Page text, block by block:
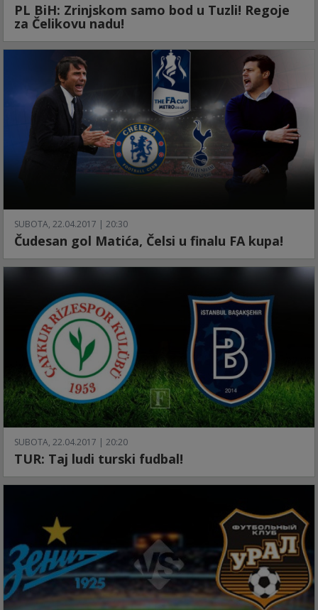
PL BiH: Zrinjskom samo bod u Tuzli! Regoje
za Čelikovu nadu!
SUBOTA, 22.04.2017 | 20:30
Čudesan gol Matića, Čelsi u finalu FA kupa!
SUBOTA, 22.04.2017 | 20:20
TUR: Taj ludi turski fudbal!